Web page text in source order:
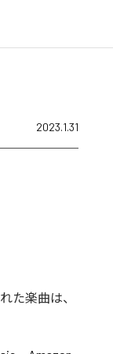
2023.1.31
た楽曲は、